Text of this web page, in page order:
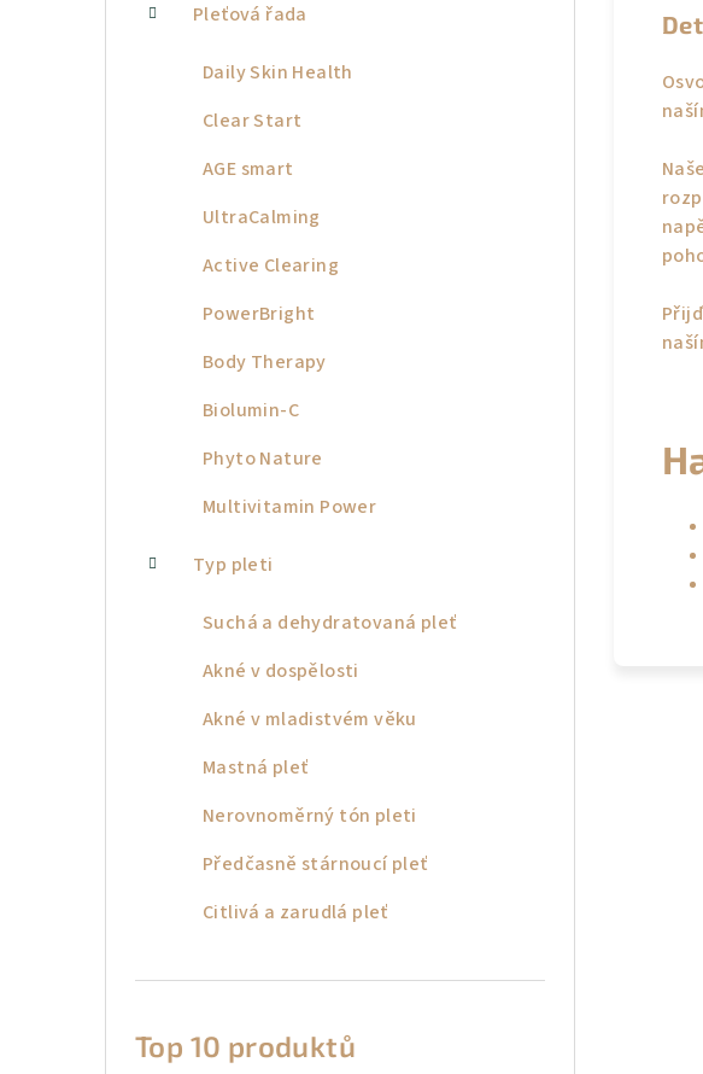
Pleťová řada
Daily Skin Health
Clear Start
AGE smart
UltraCalming
Active Clearing
PowerBright
Body Therapy
Biolumin-C
Phyto Nature
Multivitamin Power
Typ pleti
Suchá a dehydratovaná pleť
Akné v dospělosti
Akné v mladistvém věku
Mastná pleť
Nerovnoměrný tón pleti
Předčasně stárnoucí pleť
Citlivá a zarudlá pleť
Top 10 produktů